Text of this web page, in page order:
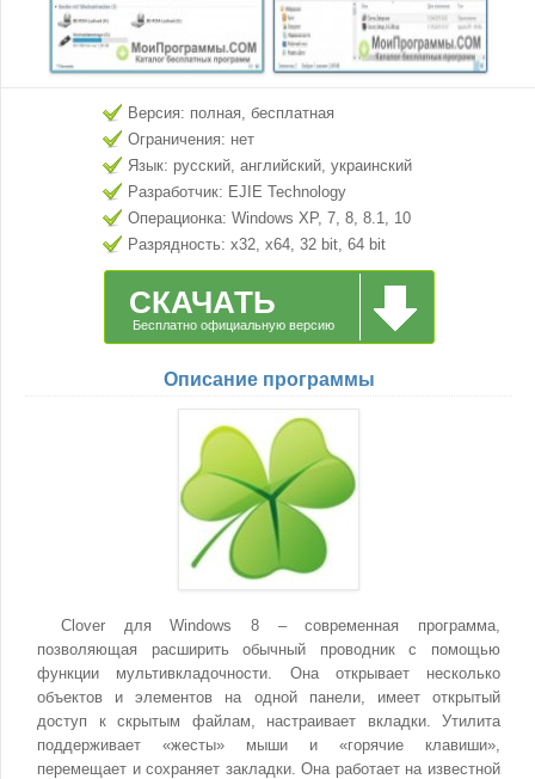
Версия: полная, бесплатная
Ограничения: нет
Язык: русский, английский, украинский
Разработчик: EJIE Technology
Операционка: Windows XP, 7, 8, 8.1, 10
Разрядность: x32, x64, 32 bit, 64 bit
СКАЧАТЬ
Бесплатно официальную версию
Описание программы
Clover для Windows 8 – современная программа,
позволяющая расширить обычный проводник с помощью
функции мультивкладочности. Она открывает несколько
объектов и элементов на одной панели, имеет открытый
доступ к скрытым файлам, настраивает вкладки. Утилита
поддерживает «жесты» мыши и «горячие клавиши»,
перемещает и сохраняет закладки. Она работает на известной